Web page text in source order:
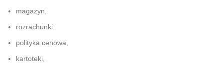
magazyn,
rozrachunki,
polityka cenowa,
kartoteki,